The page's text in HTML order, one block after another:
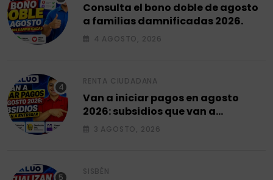
Consulta el bono doble de agosto
a familias damnificadas 2026.
4 AGOSTO, 2026
RENTA CIUDADANA
Van a iniciar pagos en agosto
2026: subsidios que van a
entregar.
3 AGOSTO, 2026
SISBÉN